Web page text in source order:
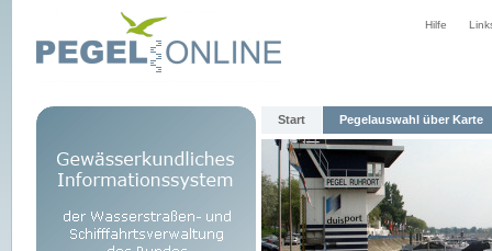
Hilfe
Start Pegelauswahl über Karte